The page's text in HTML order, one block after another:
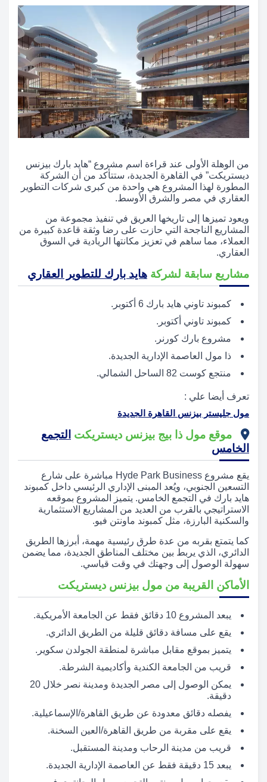
من الوهلة الأولى عند قراءة اسم مشروع “هايد بارك بيزنس
ديستريكت” في القاهرة الجديدة، ستتأكد من أن الشركة
المطورة لهذا المشروع هي واحدة من كبرى شركات التطوير
العقاري في مصر والشرق الأوسط.
ويعود تميزها إلى تاريخها العريق في تنفيذ مجموعة من
المشاريع الناجحة التي حازت على رضا وثقة قاعدة كبيرة من
العملاء، مما ساهم في تعزيز مكانتها الريادية في السوق
العقاري.
مشاريع سابقة لشركة هايد بارك للتطوير العقاري
كمبوند تاوني هايد بارك 6 أكتوبر.
كمبوند تاوني أكتوبر.
مشروع بارك كورنر.
ذا مول العاصمة الإدارية الجديدة.
منتجع كوست 82 الساحل الشمالي.
تعرف أيضا علي :
مول جليستر بيزنس القاهرة الجديدة
موقع مول ذا بيج بيزنس ديستريكت التجمع
الخامس
يقع مشروع Hyde Park Business مباشرة على شارع
التسعين الجنوبي، ويُعد المبنى الإداري الرئيسي داخل كمبوند
هايد بارك في التجمع الخامس. يتميز المشروع بموقعه
الاستراتيجي بالقرب من العديد من المشاريع الاستثمارية
والسكنية البارزة، مثل كمبوند ماونتن فيو.
كما يتمتع بقربه من عدة طرق رئيسية مهمة، أبرزها الطريق
الدائري، الذي يربط بين مختلف المناطق الجديدة، مما يضمن
سهولة الوصول إلى وجهتك في وقت قياسي.
الأماكن القريبة من مول بيزنس ديستريكت
يبعد المشروع 10 دقائق فقط عن الجامعة الأمريكية.
يقع على مسافة دقائق قليلة من الطريق الدائري.
يتميز بموقع مقابل مباشرة لمنطقة الجولدن سكوير.
قريب من الجامعة الكندية وأكاديمية الشرطة.
يمكن الوصول إلى مصر الجديدة ومدينة نصر خلال 20
دقيقة.
يفصله دقائق معدودة عن طريق القاهرة/الإسماعيلية.
يقع على مقربة من طريق القاهرة/العين السخنة.
قريب من مدينة الرحاب ومدينة المستقبل.
يبعد 15 دقيقة فقط عن العاصمة الإدارية الجديدة.